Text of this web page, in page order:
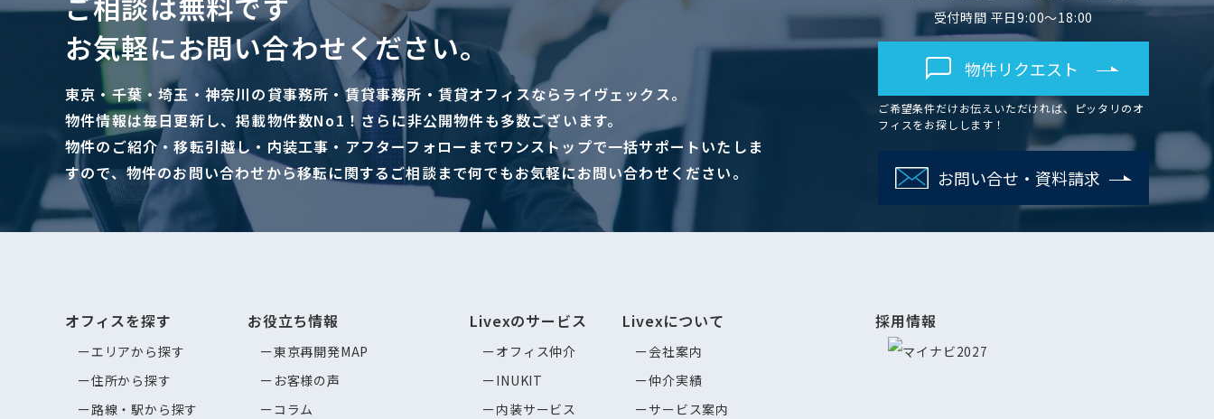
お気軽にお問い合わせください。
東京・千葉・埼玉・神奈川の貸事務所・賃貸事務所・賃貸オフィスならライヴェックス。
物件情報は毎日更新し、掲載物件数No1！さらに非公開物件も多数ございます。
物件のご紹介・移転引越し・内装工事・アフターフォローまでワンストップで一括サポートいたしま
すので、物件のお問い合わせから移転に関するご相談まで何でもお気軽にお問い合わせください。
受付時間 平日9:00～18:00
物件リクエスト
ご希望条件だけお伝えいただければ、ピッタリのオ
フィスをお探しします！
お問い合せ・資料請求
オフィスを探す
エリアから探す
住所から探す
路線・駅から探す
お役立ち情報
東京再開発MAP
お客様の声
コラム
Livexのサービス
オフィス仲介
INUKIT
内装サービス
Livexについて
会社案内
仲介実績
サービス案内
採用情報